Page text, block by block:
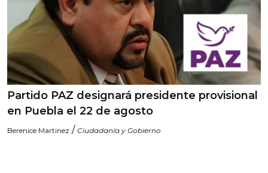
Partido PAZ designará presidente provisional
en Puebla el 22 de agosto
Berenice Martinez / Ciudadanía y Gobierno